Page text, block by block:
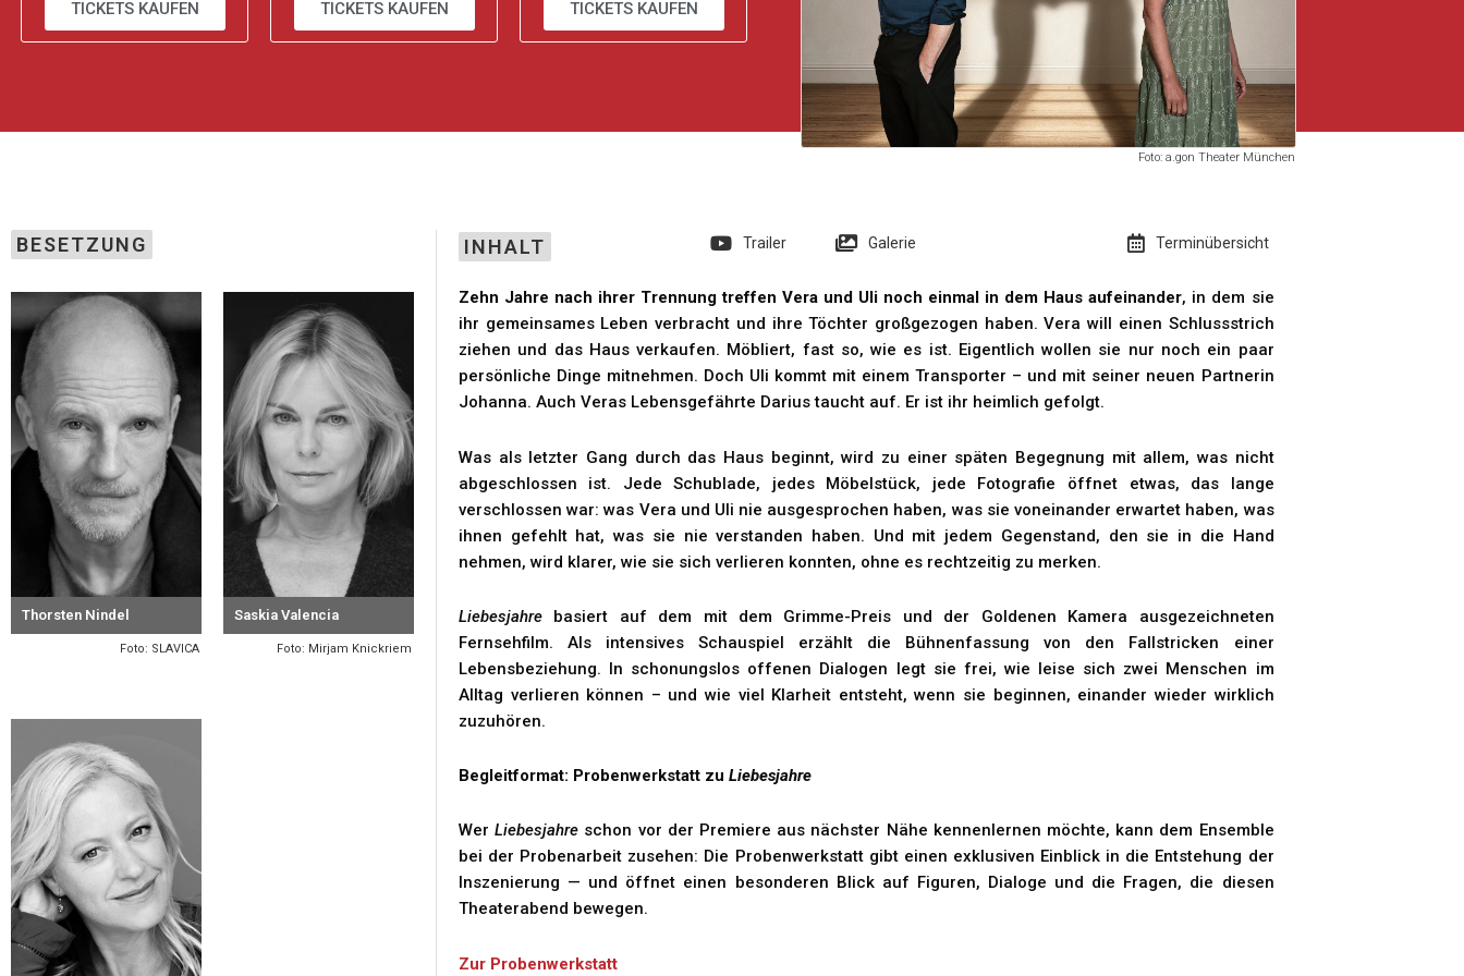
TICKETS KAUFEN TICKETS KAUFEN TICKETS KAUFEN
Foto: a.gon Theater München
BESETZUNG
Thorsten Nindel
Foto: SLAVICA
Saskia Valencia
Foto: Mirjam Knickriem
INHALT Trailer Galerie Terminübersicht
Zehn Jahre nach ihrer Trennung treffen Vera und Uli noch einmal in dem Haus aufeinander, in dem sie
ihr gemeinsames Leben verbracht und ihre Töchter großgezogen haben. Vera will einen Schlussstrich
ziehen und das Haus verkaufen. Möbliert, fast so, wie es ist. Eigentlich wollen sie nur noch ein paar
persönliche Dinge mitnehmen. Doch Uli kommt mit einem Transporter – und mit seiner neuen Partnerin
Johanna. Auch Veras Lebensgefährte Darius taucht auf. Er ist ihr heimlich gefolgt.
Was als letzter Gang durch das Haus beginnt, wird zu einer späten Begegnung mit allem, was nicht
abgeschlossen ist. Jede Schublade, jedes Möbelstück, jede Fotografie öffnet etwas, das lange
verschlossen war: was Vera und Uli nie ausgesprochen haben, was sie voneinander erwartet haben, was
ihnen gefehlt hat, was sie nie verstanden haben. Und mit jedem Gegenstand, den sie in die Hand
nehmen, wird klarer, wie sie sich verlieren konnten, ohne es rechtzeitig zu merken.
Liebesjahrebasiert auf dem mit dem Grimme-Preis und der Goldenen Kamera ausgezeichneten
Fernsehfilm. Als intensives Schauspiel erzählt die Bühnenfassung von den Fallstricken einer
Lebensbeziehung. In schonungslos offenen Dialogen legt sie frei, wie leise sich zwei Menschen im
Alltag verlieren können – und wie viel Klarheit entsteht, wenn sie beginnen, einander wieder wirklich
zuzuhören.
Begleitformat: Probenwerkstatt zu Liebesjahre
WerLiebesjahre schon vor der Premiere aus nächster Nähe kennenlernen möchte, kann dem Ensemble
bei der Probenarbeit zusehen: Die Probenwerkstatt gibt einen exklusiven Einblick in die Entstehung der
Inszenierung — und öffnet einen besonderen Blick auf Figuren, Dialoge und die Fragen, die diesen
Theaterabend bewegen.
Zur Probenwerkstatt